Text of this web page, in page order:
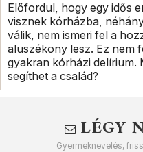
Előfordul, hogy egy idős
visznek kórházba,
válik, nem ismeri fel a
aluszékony lesz. Ez nem
gyakran kórházi delírium.
segíthet a család?
LÉGY
Gyermeknevelés,